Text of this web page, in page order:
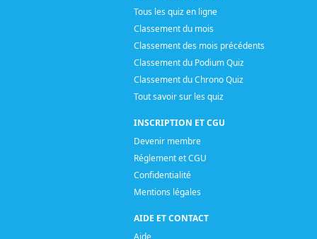
Tous les quiz en ligne
Classement du mois
Classement des mois précédents
Classement du Podium Quiz
Classement du Chrono Quiz
Tout savoir sur les quiz
INSCRIPTION ET CGU
Devenir membre
Réglement et CGU
Confidentialité
Mentions légales
AIDE ET CONTACT
Aide